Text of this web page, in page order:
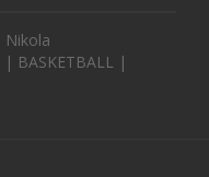
Nikola
| BASKETBALL |